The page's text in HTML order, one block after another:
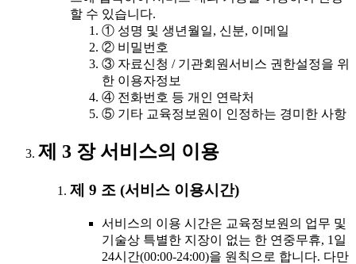
할 수 있습니다.
① 성명 및 생년월일, 신분, 이메일
② 비밀번호
③ 자료신청 / 기관회원서비스 권한설정을 위
한 이용자정보
④ 전화번호 등 개인 연락처
⑤ 기타 교육정보원이 인정하는 경미한 사항
제 3 장 서비스의 이용
제 9 조 (서비스 이용시간)
서비스의 이용 시간은 교육정보원의 업무 및
기술상 특별한 지장이 없는 한 연중무휴, 1일
24시간(00:00-24:00)을 원칙으로 합니다. 다만